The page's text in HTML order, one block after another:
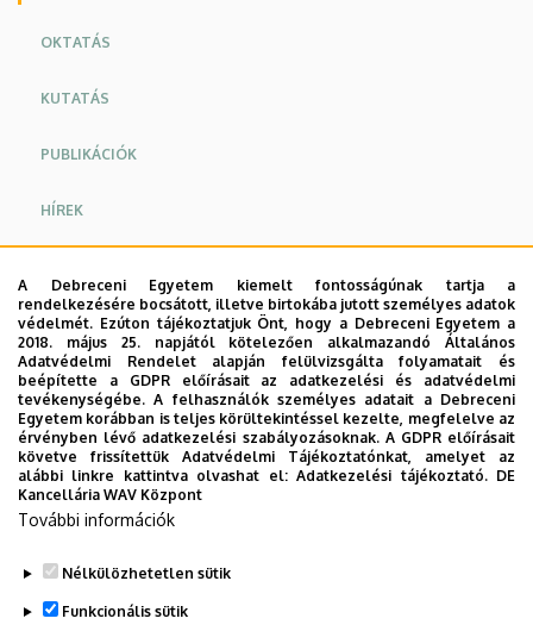
OKTATÁS
KUTATÁS
PUBLIKÁCIÓK
HÍREK
HASZNOS LINKEK
KAPCSOLAT
Oktatók és kutatók
PhD hallgatók
Legutóbbi frissítés: 2023. 06. 08. 11:05
A Debreceni Egyetem kiemelt fontosságúnak tartja a
rendelkezésére bocsátott, illetve birtokába jutott személyes adatok
védelmét. Ezúton tájékoztatjuk Önt, hogy a Debreceni Egyetem a
2018. május 25. napjától kötelezően alkalmazandó Általános
Adatvédelmi Rendelet alapján felülvizsgálta folyamatait és
beépítette a GDPR előírásait az adatkezelési és adatvédelmi
tevékenységébe. A felhasználók személyes adatait a Debreceni
Egyetem korábban is teljes körültekintéssel kezelte, megfelelve az
érvényben lévő adatkezelési szabályozásoknak. A GDPR előírásait
követve frissítettük Adatvédelmi Tájékoztatónkat, amelyet az
alábbi linkre kattintva olvashat el:Adatkezelési tájékoztató. DE
Kancellária WAV Központ
További információk
Nélkülözhetetlen sütik
Funkcionális sütik